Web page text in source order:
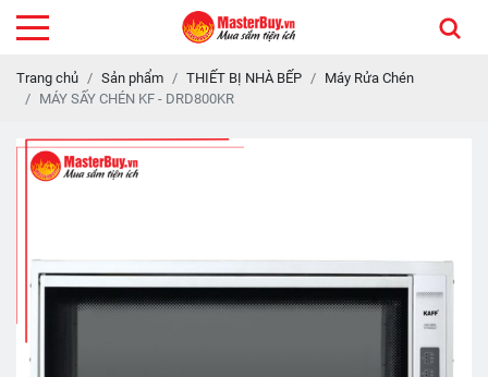
Trang chủ Sản phẩm THIẾT BỊ NHÀ BẾP
Máy Rửa Chén
MÁY SẤY CHÉN KF - DRD800KR